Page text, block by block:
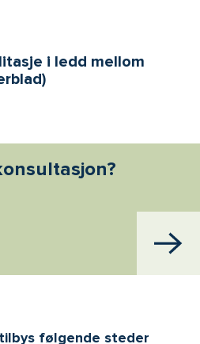
i ledd mellom
følgende steder